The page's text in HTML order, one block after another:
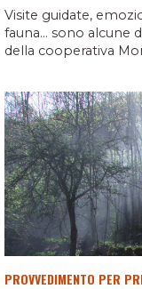
Visite guidate,
fauna... sono
della cooperativa
PROVVEDIMENTO PER